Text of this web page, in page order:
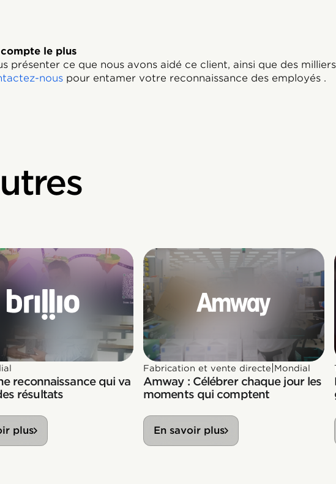
le plus
présenter ce que nous avons aidé ce client, ainsi que des milliers
nouspour entamer votre reconnaissance des employés .
reconnaissance qui va
résultats
plus
Fabrication et vente directe Mondial
Amway : Célébrer chaque jour les
moments qui comptent
En savoir plus